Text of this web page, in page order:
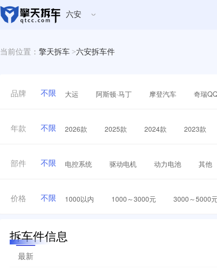
六安
当前位置： 擎天拆车 >六安拆车件
品牌 不限 大运 阿斯顿·马丁 摩登汽车 奇瑞
年款 不限 2026款 2025款 2024款 2023款
部件 不限 电控系统 驱动电机 动力电池 其他
价格 不限 1000以内 1000～3000元 3000～5000
拆车件信息
最新